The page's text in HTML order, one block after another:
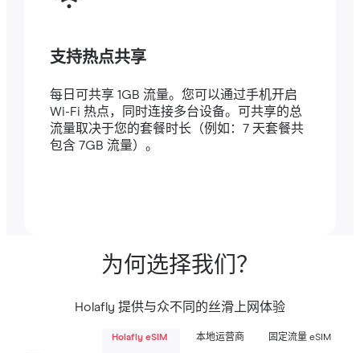
支持热点共享
每日可共享 1GB 流量。您可以通过手机开启
Wi-Fi 热点，同时连接多台设备。可共享的总
流量取决于您的套餐时长（例如：7 天套餐共
包含 7GB 流量）。
为何选择我们？
Holafly 提供与众不同的丝滑上网体验
Holafly eSIM 本地运营商 固定流量 eSIM